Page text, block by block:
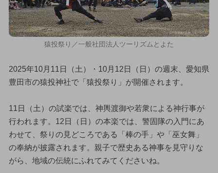
猿投祭り／一般社団法人ツーリズムとよた
2025年10月11日（土）・10月12日（日）の週末、愛知県
豊田市の猿投神社で「猿投祭り」が開催されます。
11日（土）の試楽では、神輿渡御や若衆による神行事が
行われます。12日（日）の本楽では、警固隊の入門にあ
わせて、祭りの見どころである「棒の手」や「巫女舞」
の奉納が披露されます。親子で歴史ある神事を見守りな
がら、地域の伝統にふれてみてくださいね。